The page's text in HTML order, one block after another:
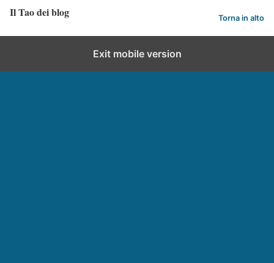
Il Tao dei blog Torna in alto
Exit mobile version